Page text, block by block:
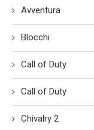
Avventura
Blocchi
Call of Duty
Call of Duty
Chivalry 2